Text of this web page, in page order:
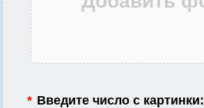
* Введите число с картинки: